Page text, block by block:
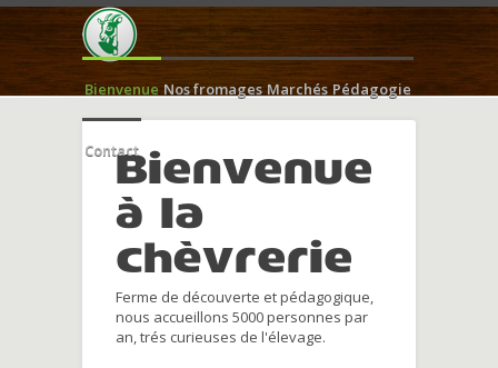
Bienvenue Nos fromages Marchés Pédagogie
ContactBienvenue
à la
chèvrerie
Ferme de découverte et pédagogique,
nous accueillons 5000 personnes par
an, trés curieuses de l'élevage.